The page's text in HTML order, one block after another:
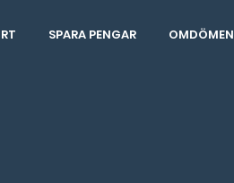
SPARA PENGAR
OMDÖMEN